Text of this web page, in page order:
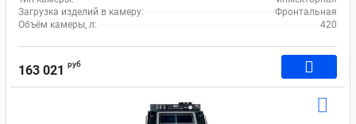
Загрузка изделий в камеру:
Фронтальная
Объём камеры, л:
420
163 021 руб